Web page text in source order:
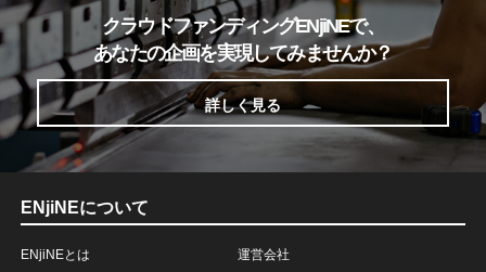
クラウドファンディングENjiNEで、
あなたの企画を実現してみませんか？
詳しく見る
ENjiNEについて
ENjiNEとは 運営会社